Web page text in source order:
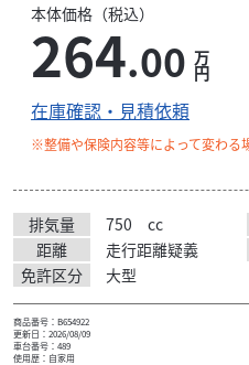
本体価格（税込）
264.00 万
円
在庫確認・見積依頼
※整備や保険内容等によって変わる
排気量 750 cc
距離
走行距離疑義
免許区分
大型
商品番号：B654922
更新日：2026/08/09
車台番号：489
使用歴：自家用